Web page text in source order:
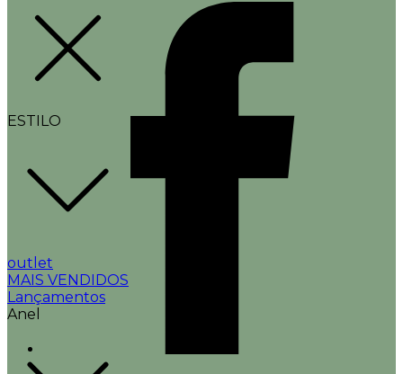
ESTILO
outlet
MAIS VENDIDOS
Lançamentos
Anel